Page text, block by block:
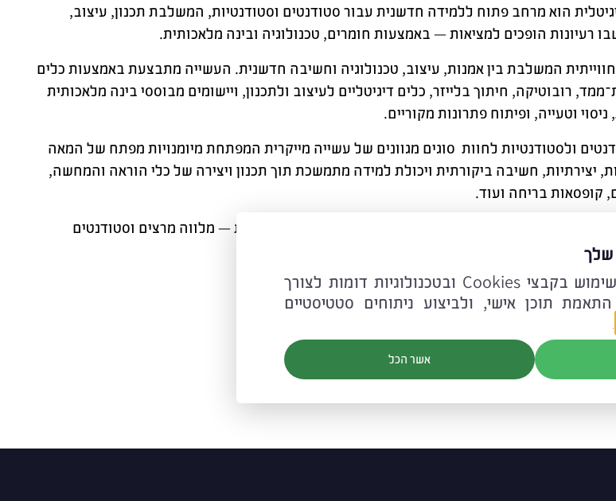
הוא מרחב פתוח ללמידה חדשנית עבור סטודנטים וסטודנטיות, המשלבת תכנון, עיצוב,
רעיונות הופכים למציאות — באמצעות חומרים, טכנולוגיה ובינה מלאכותית.
המשלבת בין אמנות, עיצוב, טכנולוגיה וחשיבה חדשנית. העשייה מתבצעת באמצעות כלים
רובוטיקה, חיתוך בלייזר, כלים דיגיטליים לעיצוב ולתכנון, ויישומים מבוססי בינה מלאכותית
וטעייה, ופיתוח פתרונות מקוריים.
ולסטודנטיות לחוות סוגים מגוונים של עשייה מייקרית המפתחת מיומנויות מפתח של המאה
יצירתיות, חשיבה ביקורתית ויכולת למידה מתמשכת תוך תכנון ויצירה של כלי הוראה והמחשה,
קופסאות בריחה ועוד.
בתחומי הפדגוגיה, העיצוב, המייקרס והחדשנות הדיגיטלית — מלווה מרצים וסטודנטים
המשלבות הנאה, משמעות וחדשנות.
לחצו כאן
שלך
לידיעתכם אתר זה עושה שימוש בקבצי Cookies ובטכנולוגיות דומות לצורך
תוכן אישי, ולביצוע ניתוחים סטטיסטיים
.
אשר הכל